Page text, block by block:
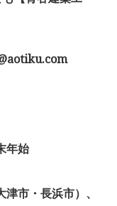
年始
市・長浜市）、